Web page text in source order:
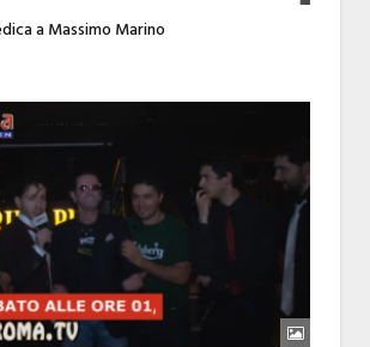
a Massimo Marino